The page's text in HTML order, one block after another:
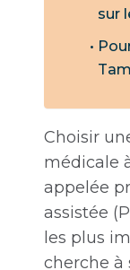
sur
Choisir
médicale
appelée
assistée
les plus
cherche à